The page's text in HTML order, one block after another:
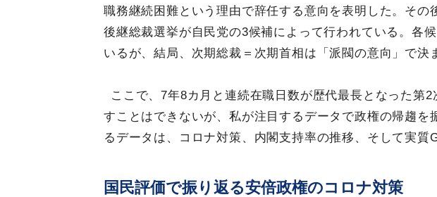
職務継続困難という理由で辞任する意向を表明した。その
後継総裁選挙が自民党の3候補によって行われている。各
いるが、結局、次期総裁＝次期首相は「派閥の意向」で決
ここで、7年8カ月と連続在職日数が歴代最長となった第2
すことはできないが、私が注目するデータで政権の帰趨を
るデータは、コロナ対策、内閣支持率の推移、そして実質
国民評価で振り返る安倍政権のコロナ対策